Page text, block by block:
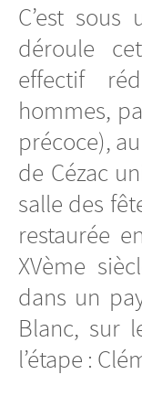
C’est
déroule
effectif
hommes,
précoce),
de Cézac
salle des
restaurée
XVème
dans un
Blanc, sur
l’étape :